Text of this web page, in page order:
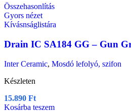
Összehasonlítás
Gyors nézet
Kívásnságlistára
Drain IC SA184 GG – Gun
Inter Ceramic, Mosdó lefolyó, szifon
Készleten
15.890 Ft
Kosárba teszem